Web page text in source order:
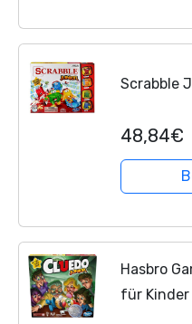
Scrabble
48,84€
Hasbro
für Kinder